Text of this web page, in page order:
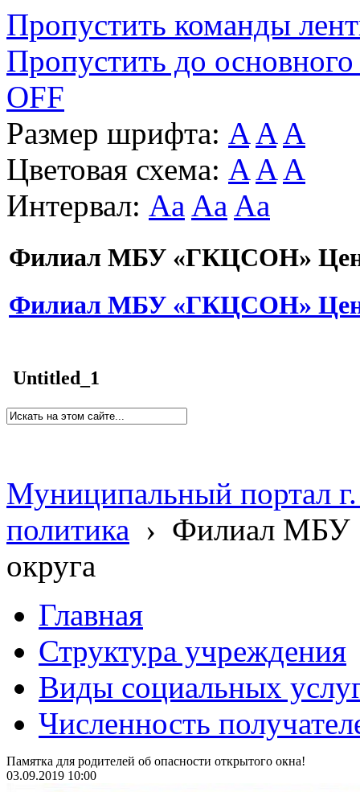
Пропустить команды
Пропустить до основного
OFF
Размер шрифта: A A A
Цветовая схема: A A A
Интервал: Aa Aa Aa
Филиал МБУ «ГКЦСОН»
Филиал МБУ «ГКЦСОН»
Untitled_1
Муниципальный портал
политика › Филиал МБУ
округа
Главная
Структура учреждения
Виды социальных
Численность
Памятка для родителей об опасности открытого окна!
03.09.2019 10:00